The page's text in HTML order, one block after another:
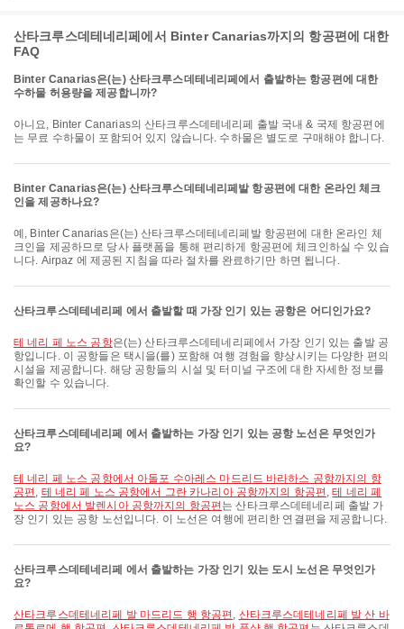
산타크루스데테네리페에서 Binter Canarias까지의 항공편에 대한
FAQ
Binter Canarias은(는) 산타크루스데테네리페에서 출발하는 항공편에 대한
수하물 허용량을 제공합니까?
아니요, Binter Canarias의 산타크루스데테네리페 출발 국내 & 국제 항공편에
는 무료 수하물이 포함되어 있지 않습니다. 수하물은 별도로 구매해야 합니다.
Binter Canarias은(는) 산타크루스데테네리페발 항공편에 대한 온라인 체크
인을 제공하나요?
예, Binter Canarias은(는) 산타크루스데테네리페발 항공편에 대한 온라인 체
크인을 제공하므로 당사 플랫폼을 통해 편리하게 항공편에 체크인하실 수 있습
니다. Airpaz 에 제공된 지침을 따라 절차를 완료하기만 하면 됩니다.
산타크루스데테네리페 에서 출발할 때 가장 인기 있는 공항은 어디인가요?
테 네리 페 노스 공항은(는) 산타크루스데테네리페에서 가장 인기 있는 출발 공
항입니다. 이 공항들은 택시을(를) 포함해 여행 경험을 향상시키는 다양한 편의
시설을 제공합니다. 해당 공항들의 시설 및 터미널 구조에 대한 자세한 정보를
확인할 수 있습니다.
산타크루스데테네리페 에서 출발하는 가장 인기 있는 공항 노선은 무엇인가
요?
테 네리 페 노스 공항에서 아돌포 수아레스 마드리드 바라하스 공항까지의 항
공편 , 테 네리 페 노스 공항에서 그란 카나리아 공항까지의 항공편 ,테 네리 페
노스 공항에서 발렌시아 공항까지의 항공편 는 산타크루스데테네리페 출발 가
장 인기 있는 공항 노선입니다. 이 노선은 여행에 편리한 연결편을 제공합니다.
산타크루스데테네리페 에서 출발하는 가장 인기 있는 도시 노선은 무엇인가
요?
산타크루스데테네리페 발 마드리드 행 항공편 , 산타크루스데테네리페 발 산 바